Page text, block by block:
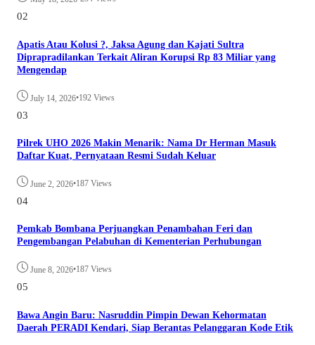
02
Apatis Atau Kolusi ?, Jaksa Agung dan Kajati Sultra
Diprapradilankan Terkait Aliran Korupsi Rp 83 Miliar yang
Mengendap
July 14, 2026•192 Views
03
Pilrek UHO 2026 Makin Menarik: Nama Dr Herman Masuk
Daftar Kuat, Pernyataan Resmi Sudah Keluar
June 2, 2026•187 Views
04
Pemkab Bombana Perjuangkan Penambahan Feri dan
Pengembangan Pelabuhan di Kementerian Perhubungan
June 8, 2026•187 Views
05
Bawa Angin Baru: Nasruddin Pimpin Dewan Kehormatan
Daerah PERADI Kendari, Siap Berantas Pelanggaran Kode Etik